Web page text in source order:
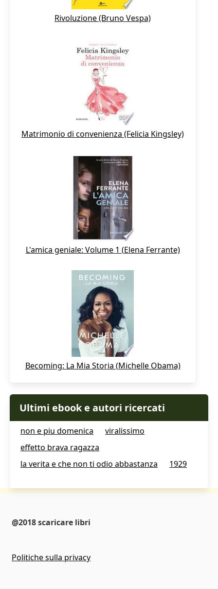
Rivoluzione (Bruno Vespa)
Matrimonio di convenienza (Felicia Kingsley)
L'amica geniale: Volume 1 (Elena Ferrante)
Becoming: La Mia Storia (Michelle Obama)
Ultimi ebook e autori ricercati
non e piu domenica
viralissimo
effetto brava ragazza
la verita e che non ti odio abbastanza
1929
@2018 scaricare libri
Politiche sulla privacy